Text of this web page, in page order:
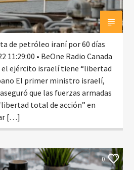
de petróleo iraní por 60 días
11:29:00 • BeOne Radio Canada
el ejército israelí tiene “libertad
El primer ministro israelí,
que las fuerzas armadas
total de acción” en
[…]
0